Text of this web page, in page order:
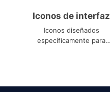
Iconos de interfaz
Iconos diseñados
específicamente para